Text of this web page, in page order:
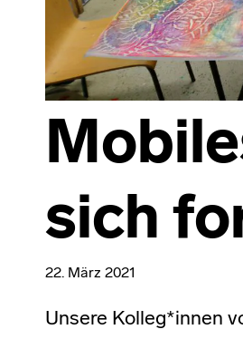
sich
22. März 2021
Unsere Kolleg*innen